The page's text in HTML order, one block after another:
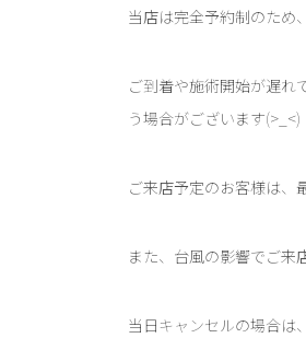
当店は完全予約制のため
ご到着や施術開始が遅れ
う場合がございます(>_<)
ご来店予定のお客様は、
また、台風の影響でご来
当日キャンセルの場合は